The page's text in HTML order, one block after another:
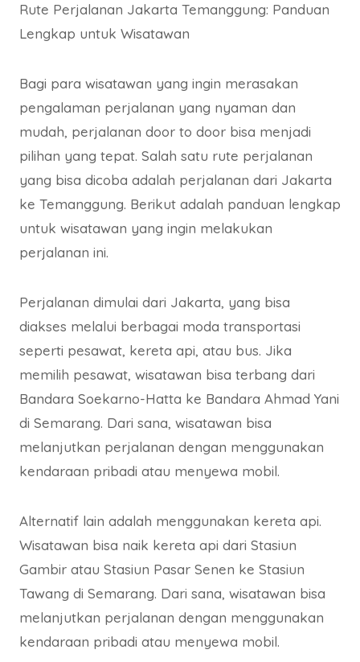
Rute Perjalanan Jakarta Temanggung: Panduan
Lengkap untuk Wisatawan
Bagi para wisatawan yang ingin merasakan
pengalaman perjalanan yang nyaman dan
mudah, perjalanan door to door bisa menjadi
pilihan yang tepat. Salah satu rute perjalanan
yang bisa dicoba adalah perjalanan dari Jakarta
ke Temanggung. Berikut adalah panduan lengkap
untuk wisatawan yang ingin melakukan
perjalanan ini.
Perjalanan dimulai dari Jakarta, yang bisa
diakses melalui berbagai moda transportasi
seperti pesawat, kereta api, atau bus. Jika
memilih pesawat, wisatawan bisa terbang dari
Bandara Soekarno-Hatta ke Bandara Ahmad Yani
di Semarang. Dari sana, wisatawan bisa
melanjutkan perjalanan dengan menggunakan
kendaraan pribadi atau menyewa mobil.
Alternatif lain adalah menggunakan kereta api.
Wisatawan bisa naik kereta api dari Stasiun
Gambir atau Stasiun Pasar Senen ke Stasiun
Tawang di Semarang. Dari sana, wisatawan bisa
melanjutkan perjalanan dengan menggunakan
kendaraan pribadi atau menyewa mobil.